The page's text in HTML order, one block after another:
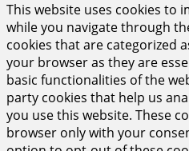
This website uses cookies to
while you navigate through
cookies that are categorized
your browser as they are
basic functionalities of the
party cookies that help us
you use this website. These
browser only with your